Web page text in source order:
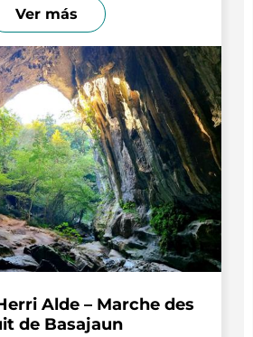
Ver más
Alde – Marche des
de Basajaun